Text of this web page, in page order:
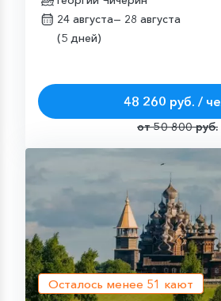
24 августа— 28 августа
(5 дней)
48 260 руб. /
от 50 800 руб.
Осталось менее 51 кают